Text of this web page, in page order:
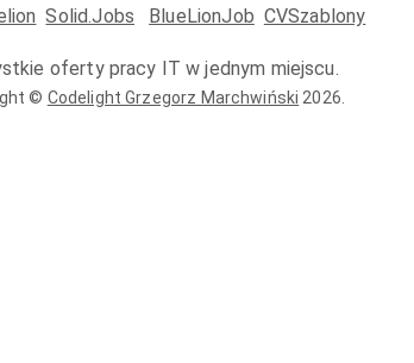
Solid.Jobs BlueLionJob CVSzablony
oferty pracy IT w jednym miejscu.
© Codelight Grzegorz Marchwiński 2026.